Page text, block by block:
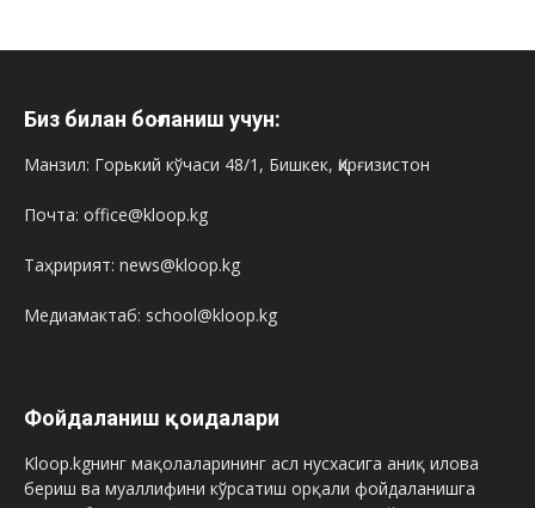
Биз билан боғланиш учун:
Манзил: Горький кўчаси 48/1, Бишкек, Қирғизистон
Почта: office@kloop.kg
Таҳририят: news@kloop.kg
Медиамактаб: school@kloop.kg
Фойдаланиш қоидалари
Kloop.kgнинг мақолаларининг асл нусхасига аниқ илова
бериш ва муаллифини кўрсатиш орқали фойдаланишга